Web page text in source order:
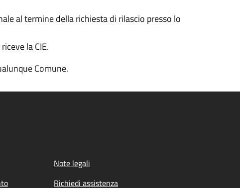
al termine della richiesta di rilascio presso lo
la CIE.
Comune.
Note legali
Richiedi assistenza